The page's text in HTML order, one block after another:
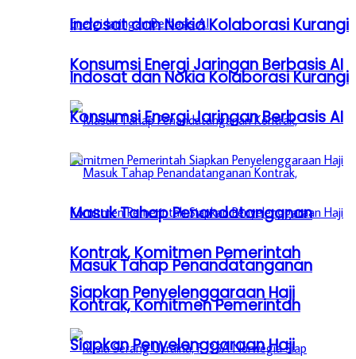
Indosat dan Nokia Kolaborasi Kurangi
Konsumsi Energi Jaringan Berbasis AI
Masuk Tahap Penandatanganan
Kontrak, Komitmen Pemerintah
Siapkan Penyelenggaraan Haji
Indosat dan Nokia Kolaborasi Kurangi
Konsumsi Energi Jaringan Berbasis AI
Masuk Tahap Penandatanganan
Kontrak, Komitmen Pemerintah
Siapkan Penyelenggaraan Haji